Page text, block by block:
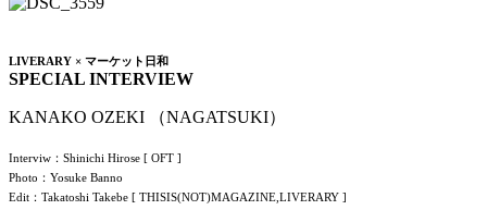
LIVERARY × マーケット日和
SPECIAL INTERVIEW
KANAKO OZEKI （NAGATSUKI）
Interviw：Shinichi Hirose [ OFT ]
Photo：Yosuke Banno
Edit：Takatoshi Takebe [ THISIS(NOT)MAGAZINE,LIVERARY ]